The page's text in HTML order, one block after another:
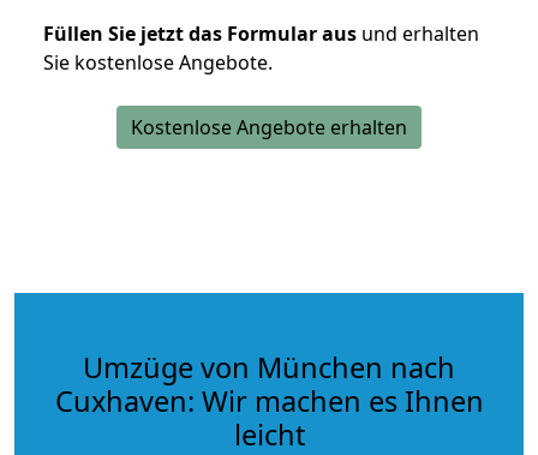
Füllen Sie jetzt das Formular aus und erhalten
Sie kostenlose Angebote.
Kostenlose Angebote erhalten
Umzüge von München nach
Cuxhaven: Wir machen es Ihnen
leicht